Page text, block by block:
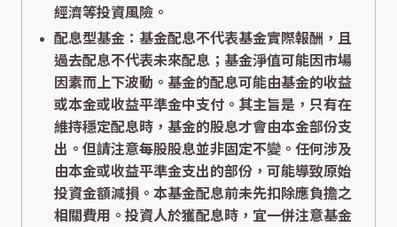
經濟等投資風險。
配息型基金：基金配息不代表基金實際報酬，且
過去配息不代表未來配息；基金淨值可能因市場
因素而上下波動。基金的配息可能由基金的收益
或本金或收益平準金中支付。其主旨是，只有在
維持穩定配息時，基金的股息才會由本金部份支
出。但請注意每股股息並非固定不變。任何涉及
由本金或收益平準金支出的部份，可能導致原始
投資金額減損。本基金配息前未先扣除應負擔之
相關費用。投資人於獲配息時，宜一併注意基金